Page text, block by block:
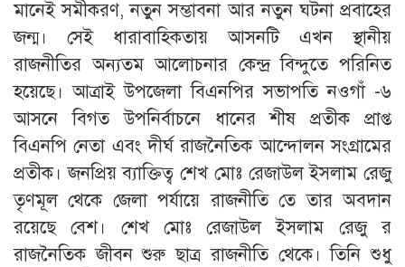
মানেই সমীকরণ, নতুন সম্ভাবনা আর নতুন ঘটনা প্রবাহের
জন্ম। সেই ধারাবাহিকতায় আসনটি এখন স্থানীয়
রাজনীতির অন্যতম আলোচনার কেন্দ্র বিন্দুতে পরিনিত
হয়েছে। আত্রাই উপজেলা বিএনপির সভাপতি নওগাঁ -৬
আসনে বিগত উপনির্বাচনে ধানের শীষ প্রতীক প্রাপ্ত
বিএনপি নেতা এবং দীর্ঘ রাজনৈতিক আন্দোলন সংগ্রামের
প্রতীক। জনপ্রিয় ব্যাক্তিত্ব শেখ মোঃ রেজাউল ইসলাম রেজু
তৃণমূল থেকে জেলা পর্যায়ে রাজনীতি তে তার অবদান
রয়েছে বেশ। শেখ মোঃ রেজাউল ইসলাম রেজু র
রাজনৈতিক জীবন শুরু ছাত্র রাজনীতি থেকে। তিনি শুধু